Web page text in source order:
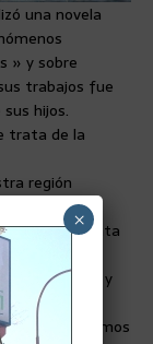
una novela
» y sobre
trabajos fue
hijos.
trata de la
región
presenta
Técnico
en historia y
de
×